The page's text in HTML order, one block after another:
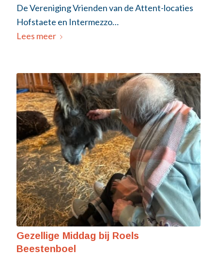
De Vereniging Vrienden van de Attent-locaties
Hofstaete en Intermezzo…
Lees meer
Gezellige Middag bij Roels
Beestenboel